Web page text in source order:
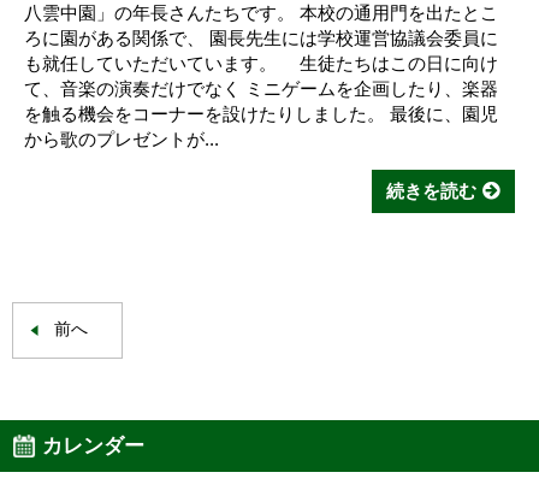
八雲中園」の年長さんたちです。 本校の通用門を出たとこ
ろに園がある関係で、 園長先生には学校運営協議会委員に
も就任していただいています。 生徒たちはこの日に向け
て、音楽の演奏だけでなく ミニゲームを企画したり、楽器
を触る機会をコーナーを設けたりしました。 最後に、園児
から歌のプレゼントが...
続きを読む
前へ
カレンダー